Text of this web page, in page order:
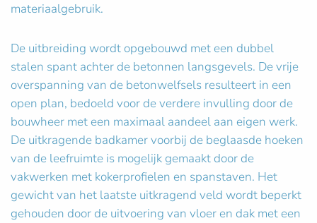
materiaalgebruik.
De uitbreiding wordt opgebouwd met een dubbel
stalen spant achter de betonnen langsgevels. De vrije
overspanning van de betonwelfsels resulteert in een
open plan, bedoeld voor de verdere invulling door de
bouwheer met een maximaal aandeel aan eigen werk.
De uitkragende badkamer voorbij de beglaasde hoeken
van de leefruimte is mogelijk gemaakt door de
vakwerken met kokerprofielen en spanstaven. Het
gewicht van het laatste uitkragend veld wordt beperkt
gehouden door de uitvoering van vloer en dak met een